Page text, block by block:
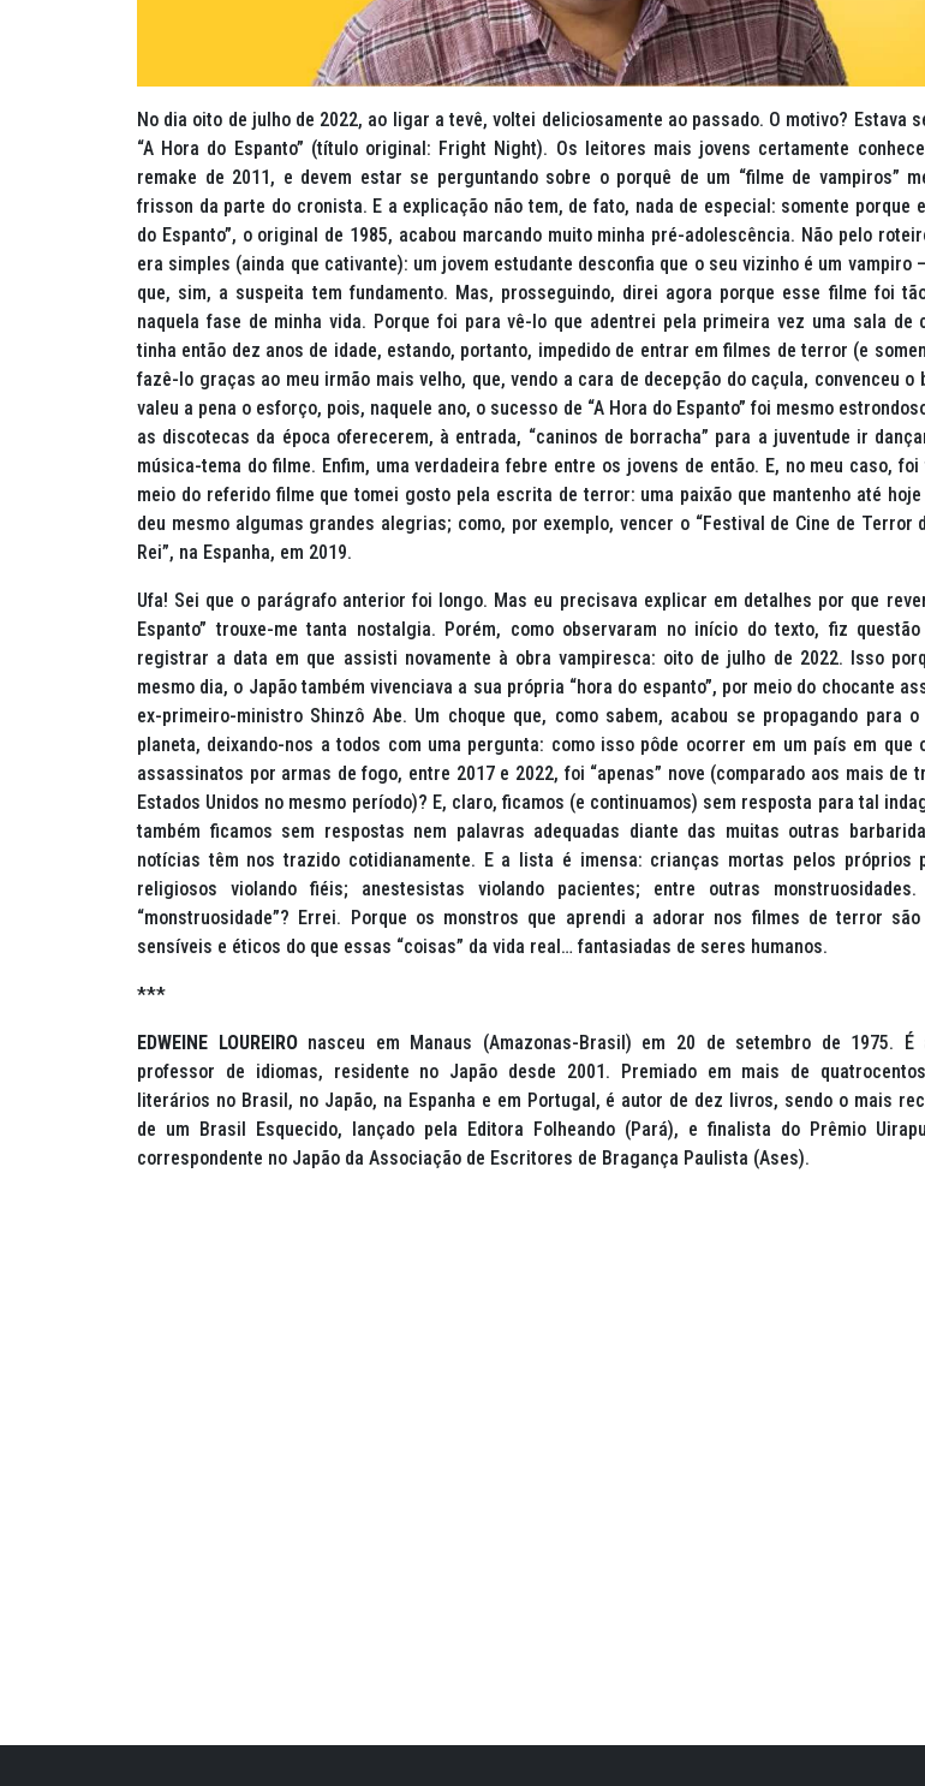
No dia oito de julho de 2022, ao ligar a tevê, voltei deliciosamente ao passado. O motivo? Estava
“A Hora do Espanto” (título original: Fright Night). Os leitores mais jovens certamente
remake de 2011, e devem estar se perguntando sobre o porquê de um “filme de vampiros”
frisson da parte do cronista. E a explicação não tem, de fato, nada de especial: somente porque
do Espanto”, o original de 1985, acabou marcando muito minha pré-adolescência. Não pelo
era simples (ainda que cativante): um jovem estudante desconfia que o seu vizinho é um vampiro
que, sim, a suspeita tem fundamento. Mas, prosseguindo, direi agora porque esse filme foi
naquela fase de minha vida. Porque foi para vê-lo que adentrei pela primeira vez uma sala de
tinha então dez anos de idade, estando, portanto, impedido de entrar em filmes de terror (e
fazê-lo graças ao meu irmão mais velho, que, vendo a cara de decepção do caçula, convenceu o
valeu a pena o esforço, pois, naquele ano, o sucesso de “A Hora do Espanto” foi mesmo
as discotecas da época oferecerem, à entrada, “caninos de borracha” para a juventude ir
música-tema do filme. Enfim, uma verdadeira febre entre os jovens de então. E, no meu caso, foi
meio do referido filme que tomei gosto pela escrita de terror: uma paixão que mantenho até
deu mesmo algumas grandes alegrias; como, por exemplo, vencer o “Festival de Cine de Terror
Rei”, na Espanha, em 2019.
Ufa! Sei que o parágrafo anterior foi longo. Mas eu precisava explicar em detalhes por que
Espanto” trouxe-me tanta nostalgia. Porém, como observaram no início do texto, fiz
registrar a data em que assisti novamente à obra vampiresca: oito de julho de 2022. Isso
mesmo dia, o Japão também vivenciava a sua própria “hora do espanto”, por meio do chocante
ex-primeiro-ministro Shinzô Abe. Um choque que, como sabem, acabou se propagando para
planeta, deixando-nos a todos com uma pergunta: como isso pôde ocorrer em um país em que
assassinatos por armas de fogo, entre 2017 e 2022, foi “apenas” nove (comparado aos mais de
Estados Unidos no mesmo período)? E, claro, ficamos (e continuamos) sem resposta para tal
também ficamos sem respostas nem palavras adequadas diante das muitas outras
notícias têm nos trazido cotidianamente. E a lista é imensa: crianças mortas pelos próprios
religiosos violando fiéis; anestesistas violando pacientes; entre outras
“monstruosidade”? Errei. Porque os monstros que aprendi a adorar nos filmes de terror
sensíveis e éticos do que essas “coisas” da vida real… fantasiadas de seres humanos.
***
EDWEINE LOUREIRO nasceu em Manaus (Amazonas-Brasil) em 20 de setembro de 1975. É
professor de idiomas, residente no Japão desde 2001. Premiado em mais de
literários no Brasil, no Japão, na Espanha e em Portugal, é autor de dez livros, sendo o mais
de um Brasil Esquecido, lançado pela Editora Folheando (Pará), e finalista do Prêmio
correspondente no Japão da Associação de Escritores de Bragança Paulista (Ases).